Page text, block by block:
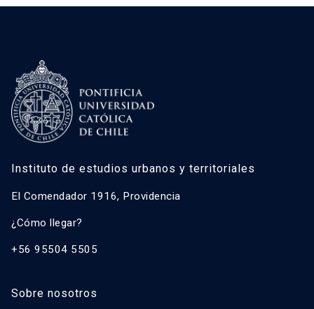
Instituto de estudios urbanos y territoriales
El Comendador 1916, Providencia
¿Cómo llegar?
+56 95504 5505
Sobre nosotros